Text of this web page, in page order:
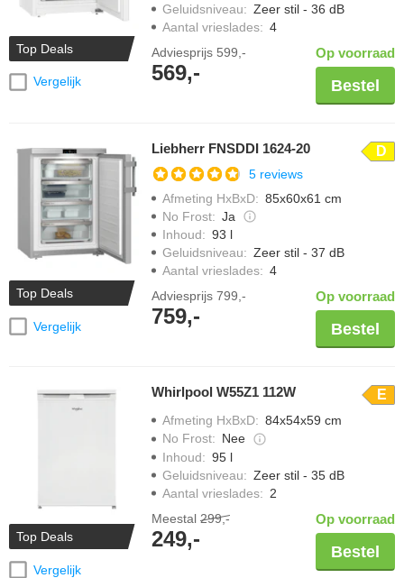
Top Deals
Vergelijk
Geluidsniveau: Zeer stil - 36 dB
Aantal vrieslades: 4
Adviesprijs 599,-
569,-
Op voorraad
Bestel
Top Deals
Vergelijk
Liebherr FNSDDI 1624-20 D
5 reviews
Afmeting HxBxD: 85x60x61 cm
No Frost: Ja
Inhoud: 93 l
Geluidsniveau: Zeer stil - 37 dB
Aantal vrieslades: 4
Adviesprijs 799,-
759,-
Op voorraad
Bestel
Top Deals
Vergelijk
Whirlpool W55Z1 112W E
Afmeting HxBxD: 84x54x59 cm
No Frost: Nee
Inhoud: 95 l
Geluidsniveau: Zeer stil - 35 dB
Aantal vrieslades: 2
Meestal 299,-
249,-
Op voorraad
Bestel